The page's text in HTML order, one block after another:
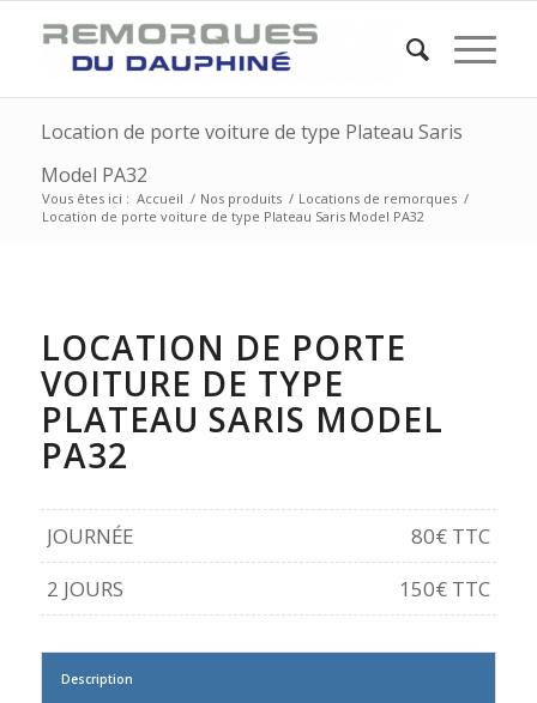
Location de porte voiture de type Plateau Saris
Model PA32
Vous êtes ici : Accueil / Nos produits / Locations de remorques /
Location de porte voiture de type Plateau Saris Model PA32
LOCATION DE PORTE
VOITURE DE TYPE
PLATEAU SARIS MODEL
PA32
JOURNÉE
80€ TTC
2 JOURS
150€ TTC
Description